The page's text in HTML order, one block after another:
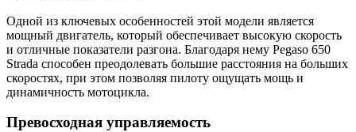
Одной из ключевых особенностей этой модели является
мощный двигатель, который обеспечивает высокую скорость
и отличные показатели разгона. Благодаря нему Pegaso 650
Strada способен преодолевать большие расстояния на больших
скоростях, при этом позволяя пилоту ощущать мощь и
динамичность мотоцикла.
Превосходная управляемость